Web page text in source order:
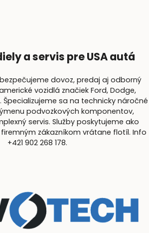
a servis pre USA autá
dovoz, predaj aj odborný
vozidlá značiek Ford, Dodge,
Špecializujeme sa na technicky náročné
podvozkových komponentov,
servis. Služby poskytujeme ako
zákazníkom vrátane flotíl. Info
+421 902 268 178.